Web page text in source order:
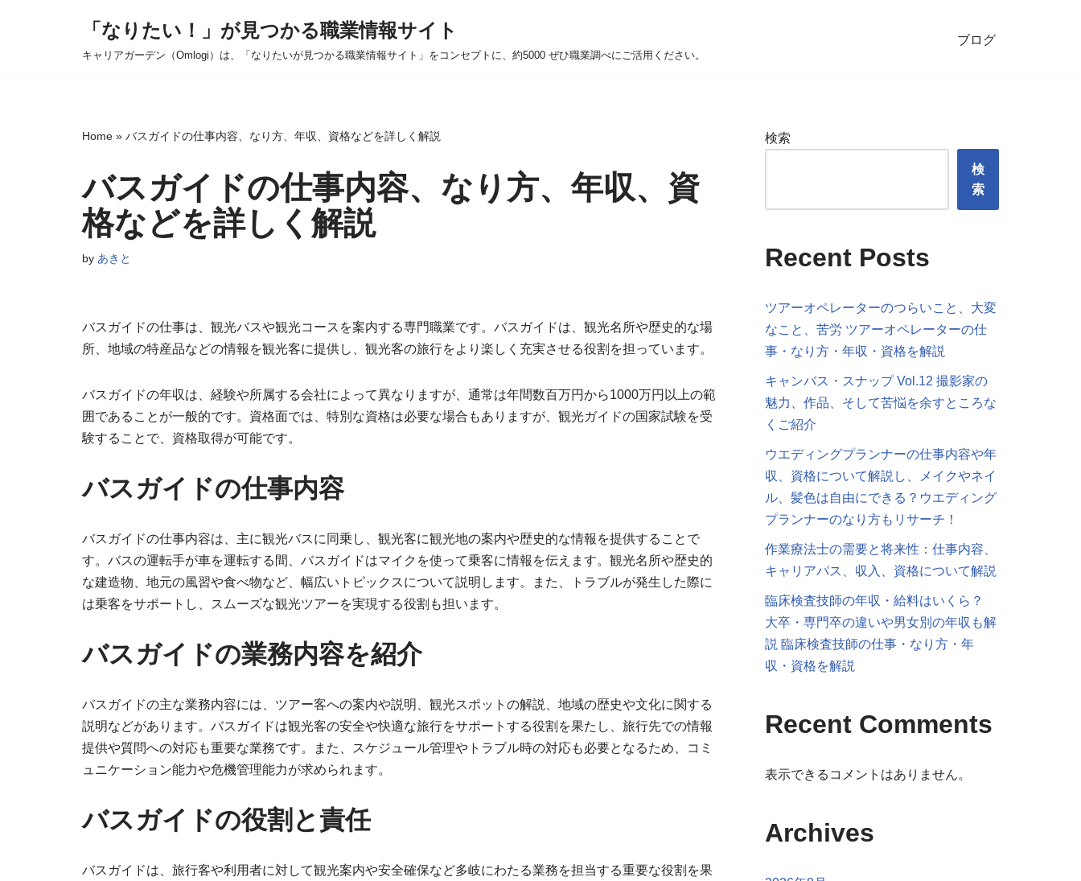
「なりたい！」が見つかる職業情報サイト
キャリアガーデン（Omlogi）は、「なりたいが見つかる職業情報サイト」をコンセプトに、約5000 ぜひ職業調べにご活用ください。
ブログ
Home » バスガイドの仕事内容、なり方、年収、資格などを詳しく解説
バスガイドの仕事内容、なり方、年収、資
格などを詳しく解説
by あきと
バスガイドの仕事は、観光バスや観光コースを案内する専門職業です。バスガイドは、観光名所や歴史的な場
所、地域の特産品などの情報を観光客に提供し、観光客の旅行をより楽しく充実させる役割を担っています。
バスガイドの年収は、経験や所属する会社によって異なりますが、通常は年間数百万円から1000万円以上の範
囲であることが一般的です。資格面では、特別な資格は必要な場合もありますが、観光ガイドの国家試験を受
験することで、資格取得が可能です。
バスガイドの仕事内容
バスガイドの仕事内容は、主に観光バスに同乗し、観光客に観光地の案内や歴史的な情報を提供することで
す。バスの運転手が車を運転する間、バスガイドはマイクを使って乗客に情報を伝えます。観光名所や歴史的
な建造物、地元の風習や食べ物など、幅広いトピックスについて説明します。また、トラブルが発生した際に
は乗客をサポートし、スムーズな観光ツアーを実現する役割も担います。
バスガイドの業務内容を紹介
バスガイドの主な業務内容には、ツアー客への案内や説明、観光スポットの解説、地域の歴史や文化に関する
説明などがあります。バスガイドは観光客の安全や快適な旅行をサポートする役割を果たし、旅行先での情報
提供や質問への対応も重要な業務です。また、スケジュール管理やトラブル時の対応も必要となるため、コミ
ュニケーション能力や危機管理能力が求められます。
バスガイドの役割と責任
バスガイドは、旅行客や利用者に対して観光案内や安全確保など多岐にわたる業務を担当する重要な役割を果
検索
検
索
Recent Posts
ツアーオペレーターのつらいこと、大変
なこと、苦労 ツアーオペレーターの仕
事・なり方・年収・資格を解説
キャンバス・スナップ Vol.12 撮影家の
魅力、作品、そして苦悩を余すところな
くご紹介
ウエディングプランナーの仕事内容や年
収、資格について解説し、メイクやネイ
ル、髪色は自由にできる？ウエディング
プランナーのなり方もリサーチ！
作業療法士の需要と将来性：仕事内容、
キャリアパス、収入、資格について解説
臨床検査技師の年収・給料はいくら？
大卒・専門卒の違いや男女別の年収も解
説 臨床検査技師の仕事・なり方・年
収・資格を解説
Recent Comments
表示できるコメントはありません。
Archives